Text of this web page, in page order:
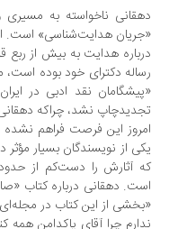
ناخواسته به مسیری
هدایت‌شناسی» است. او
هدایت به بیش از ربع قرن
دکترای خود بوده است،
نشد، چراکه دهقانی
این فرصت فراهم نشده است.
از نویسندگان بسیار مؤثر در
آثارش را دست‌کم از حدود
دهقانی درباره کتاب «صادق
از این کتاب در مجله‌ای خارج
چرا آقای پاکدامن همه کتاب